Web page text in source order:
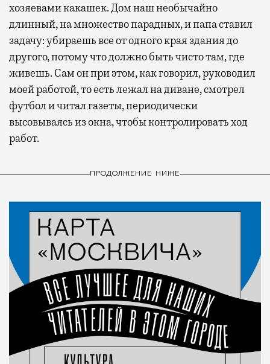
хозяевами какашек. Дом наш необычайно
длинный, на множество парадных, и папа ставил
задачу: убираешь все от одного края здания до
другого, потому что должно быть чисто там, где
живешь. Сам он при этом, как говорил, руководил
моей работой, то есть лежал на диване, смотрел
футбол и читал газеты, периодически
высовываясь из окна, чтобы контролировать ход
работ.
ПРОДОЛЖЕНИЕ НИЖЕ